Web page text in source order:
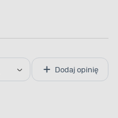
Dodaj opinię